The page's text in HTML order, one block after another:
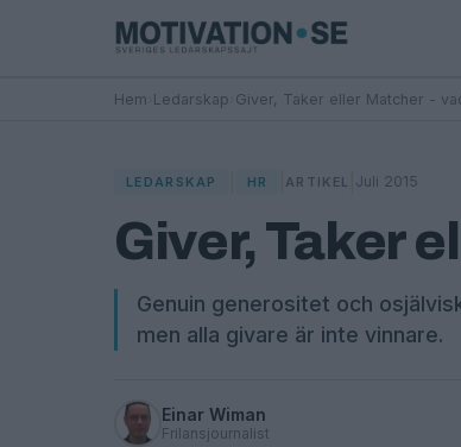
Hem Ledarskap Giver, Taker eller Matcher -
LEDARSKAP HR ARTIKEL Juli 2015
Giver, Taker
Genuin generositet och
men alla givare är inte vinnare.
Einar Wiman
Frilansjournalist